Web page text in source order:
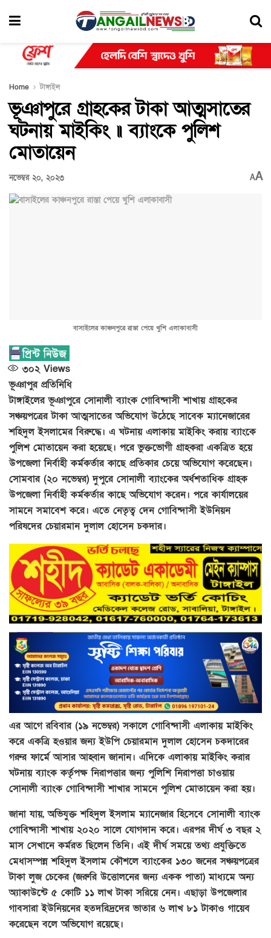
Home টাঙ্গাইল
ভূঞাপুরে গ্রাহকের টাকা আত্মসাতের
ঘটনায় মাইকিং ॥ ব্যাংকে পুলিশ
মোতায়েন
নভেম্বর ২০, ২০২৩ AA
বাসাইলের কাঞ্চনপুরে রাস্তা পেয়ে খুশি এলাকাবাসী
৩০২ Views
ভূঞাপুর প্রতিনিধি
টাঙ্গাইলের ভূঞাপুরে সোনালী ব্যাংক গোবিন্দাসী শাখায় গ্রাহকের
সঞ্চয়পত্রের টাকা আত্মসাতের অভিযোগ উঠেছে সাবেক ম্যানেজারের
শহিদুল ইসলামের বিরুদ্ধে। এ ঘটনায় এলাকায় মাইকিং করায় ব্যাংকে
পুলিশ মোতায়েন করা হয়েছে। পরে ভুক্তভোগী গ্রাহকরা একত্রিত হয়ে
উপজেলা নির্বাহী কর্মকর্তার কাছে প্রতিকার চেয়ে অভিযোগ করেছেন।
সোমবার (২০ নভেম্বর) দুপুরে সোনালী ব্যাংকের অর্ধশতাধিক গ্রাহক
উপজেলা নির্বাহী কর্মকর্তার কাছে অভিযোগ করেন। পরে কার্যালয়ের
সামনে সমাবেশ করে। এতে নেতৃত্ব দেন গোবিন্দাসী ইউনিয়ন
পরিষদের চেয়ারমান দুলাল হোসেন চকদার।
এর আগে রবিবার (১৯ নভেম্বর) সকালে গোবিন্দাসী এলাকায় মাইকিং
করে একত্রি হওয়ার জন্য ইউপি চেয়ারমান দুলাল হোসেন চকদারের
গরুর ফার্মে আসার আহ্বান জানান। এদিকে এলাকায় মাইকিং করার
ঘটনায় ব্যাংক কর্তৃপক্ষ নিরাপত্তার জন্য পুলিশি নিরাপত্তা চাওয়ায়
সোনালী ব্যাংক গোবিন্দাসী শাখার সামনে পুলিশ মোতায়েন করা হয়।
জানা যায়, অভিযুক্ত শহিদুল ইসলাম ম্যানেজার হিসেবে সোনালী ব্যাংক
গোবিন্দাসী শাখায় ২০২০ সালে যোগদান করে। এরপর দীর্ঘ ৩ বছর ২
মাস সেখানে কর্মরত ছিলেন তিনি। এই দীর্ঘ সময়ে তথ্য প্রযুক্তিতে
মেধাসম্পন্ন শহিদুল ইসলাম কৌশলে ব্যাংকের ১৩০ জনের সঞ্চয়পত্রের
টাকা লুজ চেকের (জরুরি উত্তোলনের জন্য একক পাতা) মাধ্যমে অন্য
অ্যাকাউন্টে ৫ কোটি ১১ লাখ টাকা সরিয়ে নেন। এছাড়া উপজেলার
গাবসারা ইউনিয়নের হতদরিদ্রদের ভাতার ৬ লাখ ৮১ টাকাও গায়েব
করেছেন বলে অভিযোগ রয়েছে।